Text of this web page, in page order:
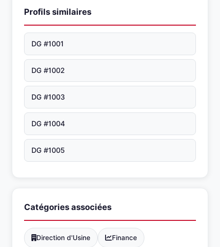
Profils similaires
DG #1001
DG #1002
DG #1003
DG #1004
DG #1005
Catégories associées
Direction d'Usine Finance